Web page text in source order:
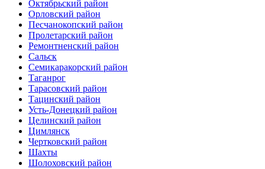
Октябрьский район
Орловский район
Песчанокопский район
Пролетарский район
Ремонтненский район
Сальск
Семикаракорский район
Таганрог
Тарасовский район
Тацинский район
Усть-Донецкий район
Целинский район
Цимлянск
Чертковский район
Шахты
Шолоховский район